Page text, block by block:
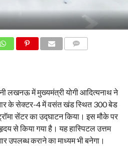
लखनऊ में मुख्यमंत्री योगी आदित्यनाथ ने
के सेक्टर-4 में वसंत खंड स्थित 300 बेड
सेंटर का उद्घाटन किया। इस मौके पर
से किया गया है। यह हास्पिटल उत्तम
उपलब्ध कराने का माध्यम भी बनेगा।